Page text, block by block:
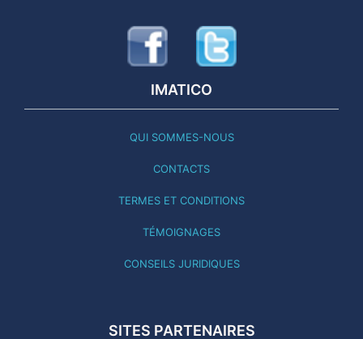
IMATICO
QUI SOMMES-NOUS
CONTACTS
TERMES ET CONDITIONS
TÉMOIGNAGES
CONSEILS JURIDIQUES
SITES PARTENAIRES